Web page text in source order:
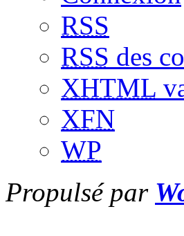
RSS
RSS des
XHTML
XFN
WP
Propulsé par